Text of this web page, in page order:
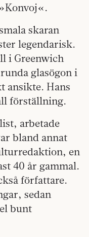
skaran
legendarisk.
i Greenwich
glasögon i
ansikte. Hans
förställning.
arbetade
bland annat
en
40 år gammal.
författare.
sedan
bunt